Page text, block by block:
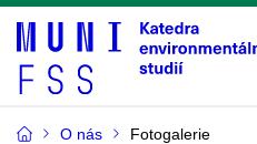
O nás Fotogalerie